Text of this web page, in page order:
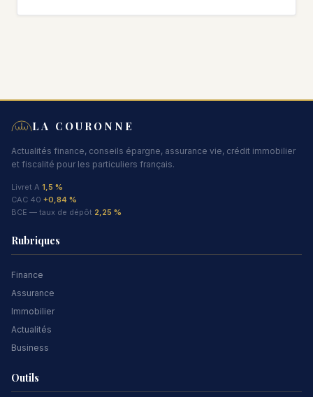
LA COURONNE
Actualités finance, conseils épargne, assurance vie, crédit immobilier
et fiscalité pour les particuliers français.
Livret A 1,5 %
CAC 40 +0,84 %
BCE — taux de dépôt 2,25 %
Rubriques
Finance
Assurance
Immobilier
Actualités
Business
Outils